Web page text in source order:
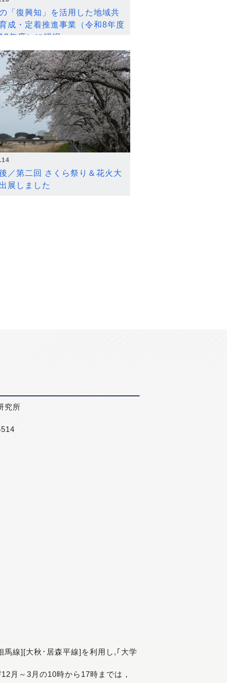
「復興知」を活用した地域共
成・定着推進事業（令和8年度
年度）に採択
／第二回 さくら祭り＆花火大
展しました
究所
線][大秋･居森平線]を利用し,｢大学
月～3月の10時から17時までは，